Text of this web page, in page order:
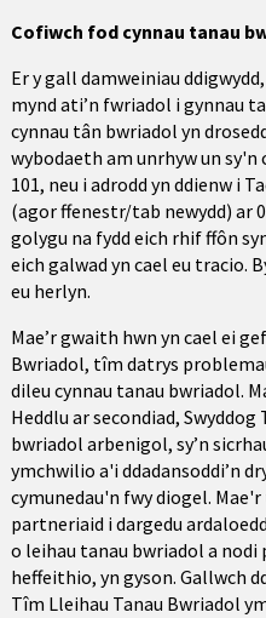
Cofiwch fod cynnau tanau
Er y gall damweiniau
mynd ati’n fwriadol i gynnau
cynnau tân bwriadol yn
wybodaeth am unrhyw un
101, neu i adrodd yn ddienw i
(agor ffenestr/tab newydd) ar
golygu na fydd eich rhif ffôn
eich galwad yn cael eu tracio.
eu herlyn.
Mae’r gwaith hwn yn cael ei
Bwriadol, tîm datrys
dileu cynnau tanau bwriadol.
Heddlu ar secondiad,
bwriadol arbenigol, sy’n
ymchwilio a'i ddadansoddi’n
cymunedau'n fwy diogel.
partneriaid i dargedu
o leihau tanau bwriadol a nodi
heffeithio, yn gyson. Gallwch
Tîm Lleihau Tanau Bwriadol